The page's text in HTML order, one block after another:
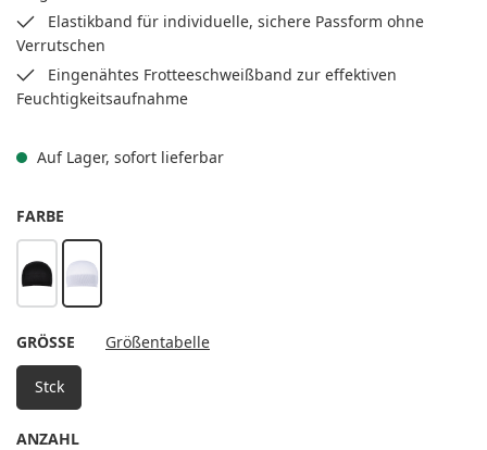
Elastikband für individuelle, sichere Passform ohne
Verrutschen
Eingenähtes Frotteeschweißband zur effektiven
Feuchtigkeitsaufnahme
Auf Lager, sofort lieferbar
FARBE
schwarz
weiß
GRÖSSE AUSWÄHLEN
Größentabelle
Stck
ANZAHL